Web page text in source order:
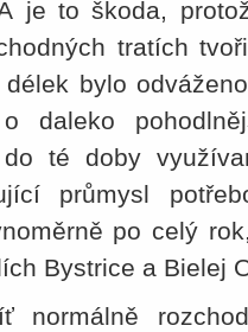
je to škoda,
tratích
bylo
daleko
té doby
průmysl
po celý
Bystrice a Bielej
normálně